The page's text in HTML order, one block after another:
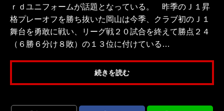
ｒｄユニフォームが話題となっている。 昨季のＪ１昇
格プレーオフを勝ち抜いた岡山は今季、クラブ初のＪ１
舞台を勇敢に戦い、リーグ戦２０試合を終えて勝点２４
（６勝６分け８敗）の１３位に付けている…
続きを読む